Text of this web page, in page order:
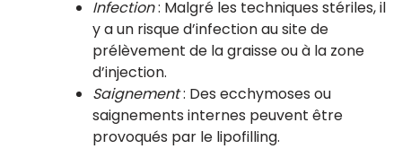
Infection: Malgré les techniques stériles, il
y a un risque d’infection au site de
prélèvement de la graisse ou à la zone
d’injection.
Saignement: Des ecchymoses ou
saignements internes peuvent être
provoqués par le lipofilling.